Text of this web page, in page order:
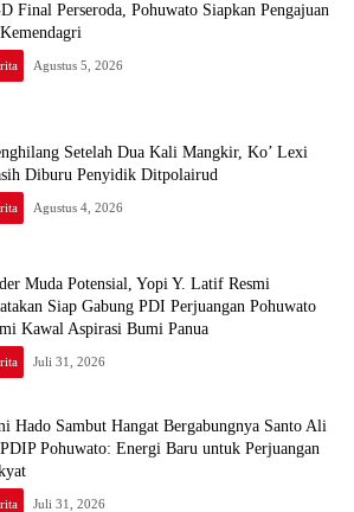
Final Perseroda, Pohuwato Siapkan Pengajuan
Agustus 5, 2026
Setelah Dua Kali Mangkir, Ko’ Lexi
Diburu Penyidik Ditpolairud
Agustus 4, 2026
Muda Potensial, Yopi Y. Latif Resmi
Siap Gabung PDI Perjuangan Pohuwato
Kawal Aspirasi Bumi Panua
Juli 31, 2026
Hado Sambut Hangat Bergabungnya Santo Ali
Pohuwato: Energi Baru untuk Perjuangan
Juli 31, 2026